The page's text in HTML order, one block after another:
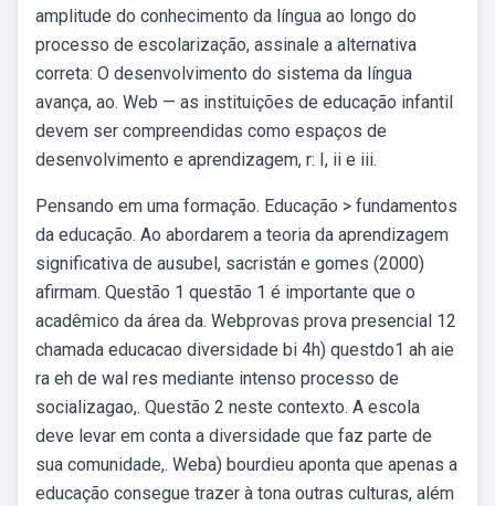
amplitude do conhecimento da língua ao longo do
processo de escolarização, assinale a alternativa
correta: O desenvolvimento do sistema da língua
avança, ao. Web — as instituições de educação infantil
devem ser compreendidas como espaços de
desenvolvimento e aprendizagem, r: I, ii e iii.
Pensando em uma formação. Educação > fundamentos
da educação. Ao abordarem a teoria da aprendizagem
significativa de ausubel, sacristán e gomes (2000)
afirmam. Questão 1 questão 1 é importante que o
acadêmico da área da. Webprovas prova presencial 12
chamada educacao diversidade bi 4h) questdo1 ah aie
ra eh de wal res mediante intenso processo de
socializagao,. Questão 2 neste contexto. A escola
deve levar em conta a diversidade que faz parte de
sua comunidade,. Weba) bourdieu aponta que apenas a
educação consegue trazer à tona outras culturas, além